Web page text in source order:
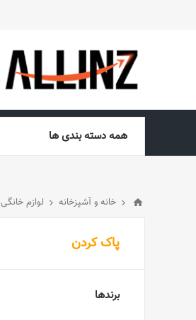
همه دسته بندی ها
خانه و آشپزخانه لوازم خانگی
پاک کردن
برندها